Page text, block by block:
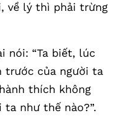
về lý thì phải trừng
nói: “Ta biết, lúc
trước của người ta
thích không
như thế nào?”.